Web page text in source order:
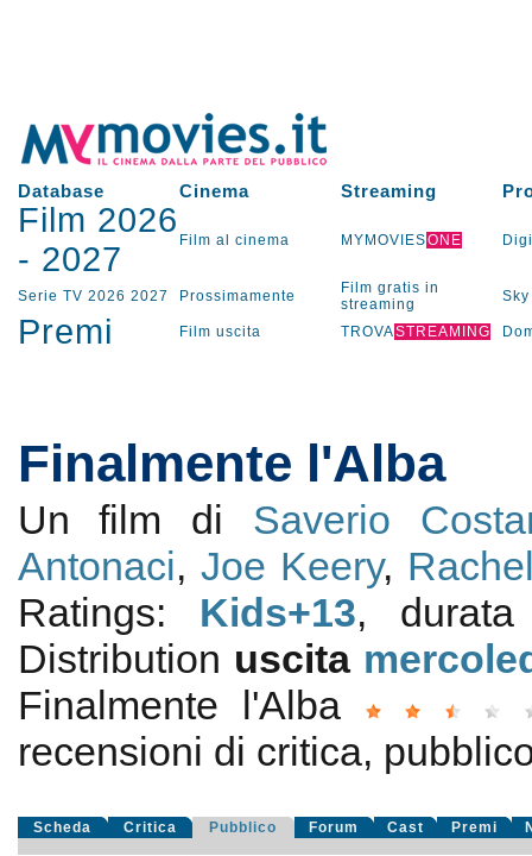
Database Cinema Streaming
Film 2026
- 2027 Film al cinema MYMOVIESONE
Serie TV 2026 2027 Prossimamente
Film gratis in
streaming
Sky
Premi Film uscita TROVASTREAMING
Finalmente l'Alba
Un film di Saverio
Antonaci, Joe Keery,
Ratings: Kids+13,
Distribution uscita
Finalmente l'Alba
recensioni di critica,
Scheda Critica Pubblico Forum Cast Premi